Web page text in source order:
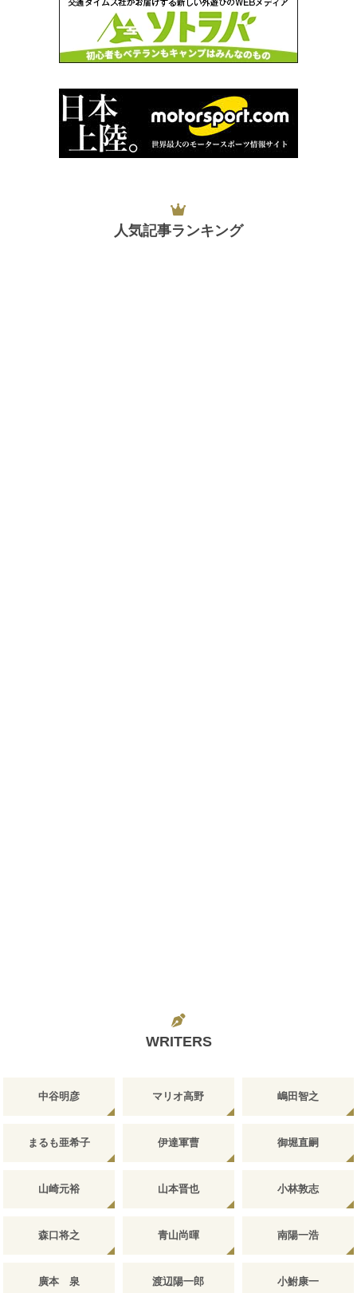
人気記事ランキング
WRITERS
中谷明彦 マリオ高野 嶋田智之
まるも亜希子 伊達軍曹 御堀直嗣
山崎元裕 山本晋也 小林敦志
森口将之 青山尚暉 南陽一浩
廣本 泉 渡辺陽一郎 小鮒康一